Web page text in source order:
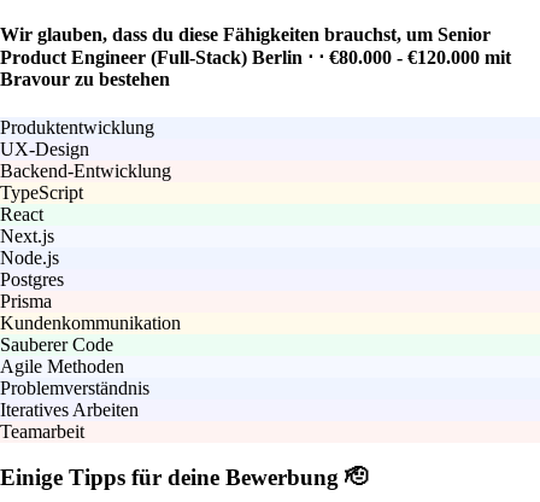
Wir glauben, dass du diese Fähigkeiten brauchst, um Senior
Product Engineer (Full-Stack) Berlin ⋅ ⋅ €80.000 - €120.000 mit
Bravour zu bestehen
Produktentwicklung
UX-Design
Backend-Entwicklung
TypeScript
React
Next.js
Node.js
Postgres
Prisma
Kundenkommunikation
Sauberer Code
Agile Methoden
Problemverständnis
Iteratives Arbeiten
Teamarbeit
Einige Tipps für deine Bewerbung 🫡